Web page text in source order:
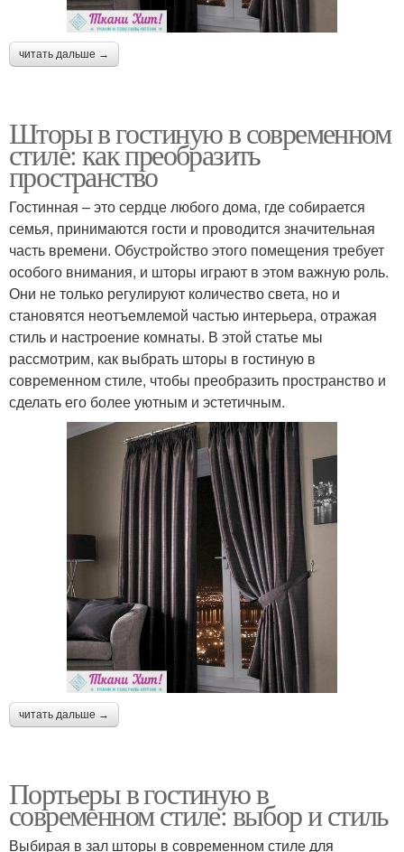
читать дальше →
Шторы в гостиную в современном
стиле: как преобразить
пространство
Гостинная – это сердце любого дома, где собирается
семья, принимаются гости и проводится значительная
часть времени. Обустройство этого помещения требует
особого внимания, и шторы играют в этом важную роль.
Они не только регулируют количество света, но и
становятся неотъемлемой частью интерьера, отражая
стиль и настроение комнаты. В этой статье мы
рассмотрим, как выбрать шторы в гостиную в
современном стиле, чтобы преобразить пространство и
сделать его более уютным и эстетичным.
читать дальше →
Портьеры в гостиную в
современном стиле: выбор и стиль
Выбирая в зал шторы в современном стиле для